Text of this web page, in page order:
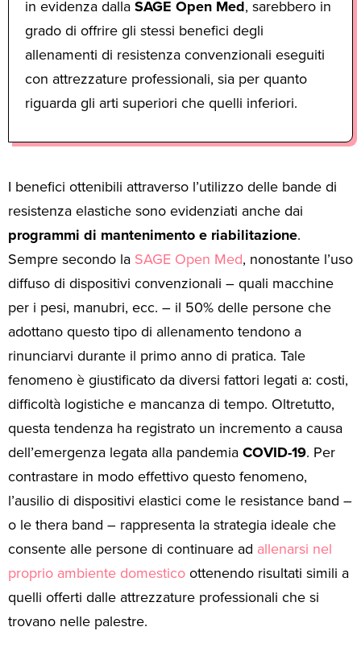
in evidenza dalla SAGE Open Med, sarebbero in
grado di offrire gli stessi benefici degli
allenamenti di resistenza convenzionali eseguiti
con attrezzature professionali, sia per quanto
riguarda gli arti superiori che quelli inferiori.
I benefici ottenibili attraverso l’utilizzo delle bande di
resistenza elastiche sono evidenziati anche dai
programmi di mantenimento e riabilitazione.
Sempre secondo la SAGE Open Med, nonostante l’uso
diffuso di dispositivi convenzionali – quali macchine
per i pesi, manubri, ecc. – il 50% delle persone che
adottano questo tipo di allenamento tendono a
rinunciarvi durante il primo anno di pratica. Tale
fenomeno è giustificato da diversi fattori legati a: costi,
difficoltà logistiche e mancanza di tempo. Oltretutto,
questa tendenza ha registrato un incremento a causa
dell’emergenza legata alla pandemia COVID-19. Per
contrastare in modo effettivo questo fenomeno,
l’ausilio di dispositivi elastici come le resistance band –
o le thera band – rappresenta la strategia ideale che
consente alle persone di continuare ad allenarsi nel
proprio ambiente domestico ottenendo risultati simili a
quelli offerti dalle attrezzature professionali che si
trovano nelle palestre.